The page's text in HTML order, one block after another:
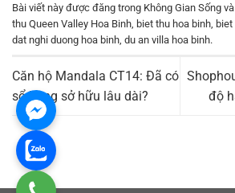
Bài viết này được đăng trong Không Gian Sống
thu Queen Valley Hoa Binh biet thu hoa binh
dat nghi duong hoa binh du an villa hoa binh.
Căn hộ Mandala CT14: Đã có
sổ hồng sở hữu lâu dài?
độ